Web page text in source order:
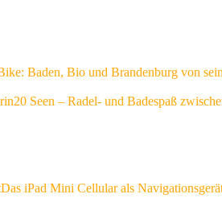
Baden, Bio und Brandenburg von
20 Seen – Radel- und Badespaß
Das iPad Mini Cellular als